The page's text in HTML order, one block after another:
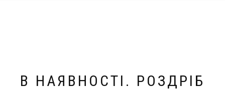
В НАЯВНОСТІ. РОЗДРІБ